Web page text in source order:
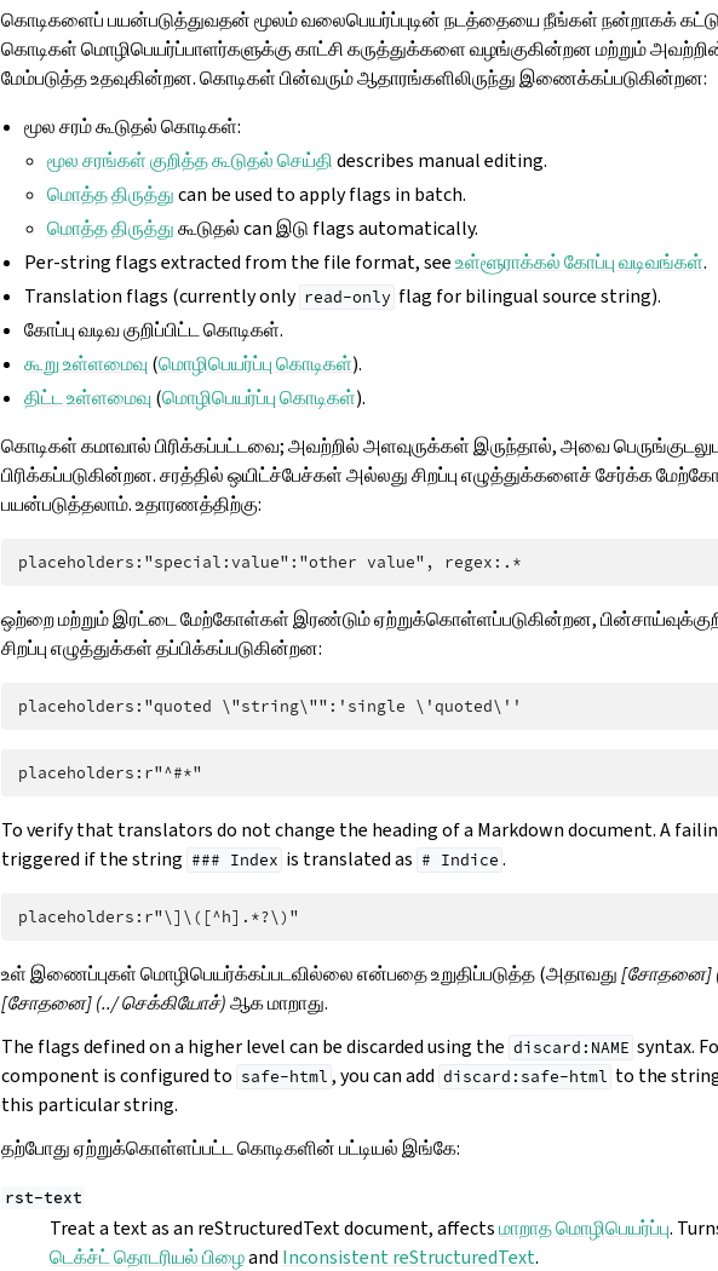
கொடிகளைப் பயன்படுத்துவதன் மூலம் வலைபெயர்ப்புடின் நடத்தையை நீங்கள் நன்றாகக்
கொடிகள் மொழிபெயர்ப்பாளர்களுக்கு காட்சி கருத்துக்களை வழங்குகின்றன மற்றும்
மேம்படுத்த உதவுகின்றன. கொடிகள் பின்வரும் ஆதாரங்களிலிருந்து இணைக்கப்படுகின்றன:
மூல சரம் கூடுதல் கொடிகள்:
மூல சரங்கள் குறித்த கூடுதல் செய்திdescribes manual editing.
மொத்த திருத்துcan be used to apply flags in batch.
மொத்த திருத்துகூடுதல் can இடு flags automatically.
Per-string flags extracted from the file format, seeஉள்ளூராக்கல் கோப்பு வடிவங்கள்.
Translation flags (currently only read-only flag for bilingual source string).
கோப்பு வடிவ குறிப்பிட்ட கொடிகள்.
கூறு உள்ளமைவு(மொழிபெயர்ப்பு கொடிகள்).
திட்ட உள்ளமைவு(மொழிபெயர்ப்பு கொடிகள்).
கொடிகள் கமாவால் பிரிக்கப்பட்டவை; அவற்றில் அளவுருக்கள் இருந்தால், அவை
பிரிக்கப்படுகின்றன. சரத்தில் ஒயிட்ச்பேச்கள் அல்லது சிறப்பு எழுத்துக்களைச் சேர்க்க
பயன்படுத்தலாம். உதாரணத்திற்கு:
ஒற்றை மற்றும் இரட்டை மேற்கோள்கள் இரண்டும் ஏற்றுக்கொள்ளப்படுகின்றன,
சிறப்பு எழுத்துக்கள் தப்பிக்கப்படுகின்றன:
To verify that translators do not change the heading of a Markdown document. A
triggered if the string ### Index is translated as # Indice .
உள் இணைப்புகள் மொழிபெயர்க்கப்படவில்லை என்பதை உறுதிப்படுத்த (அதாவது[சோதனை]
[சோதனை] (../ செக்கியோச்)ஆக மாறாது.
The flags defined on a higher level can be discarded using the discard:NAME syntax.
component is configured to safe-html , you can add discard:safe-html to the
this particular string.
தற்போது ஏற்றுக்கொள்ளப்பட்ட கொடிகளின் பட்டியல் இங்கே:
rst-text
Treat a text as an reStructuredText document, affectsமாறாத மொழிபெயர்ப்பு.
டெக்ச்ட் தொடரியல் பிழைand Inconsistent reStructuredText.